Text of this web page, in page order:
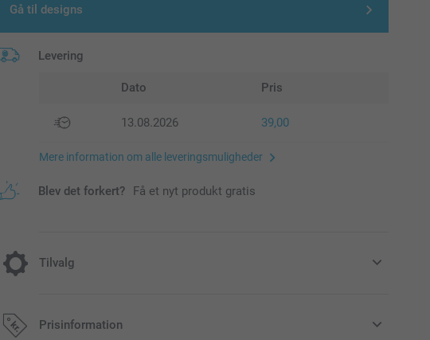
Gå til designs
Levering
Dato Pris
13.08.2026 39,00
Mere information om alle leveringsmuligheder
Blev det forkert? Få et nyt produkt gratis
Tilvalg
Giv dit gavemærke et særligt festligt look, eller et
moderne og elegant look ved at vælge glimmerpapir
Prisinformation